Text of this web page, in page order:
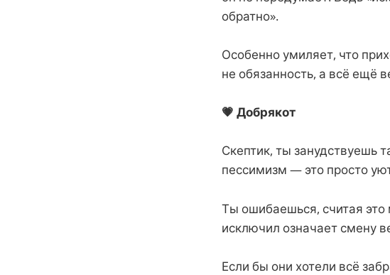
обратно».
Особенно умиляет, что
не обязанность, а всё ещё
💗 Добрякот
Скептик, ты занудствуешь
пессимизм — это просто
Ты ошибаешься, считая
исключил означает смену
Если бы они хотели всё